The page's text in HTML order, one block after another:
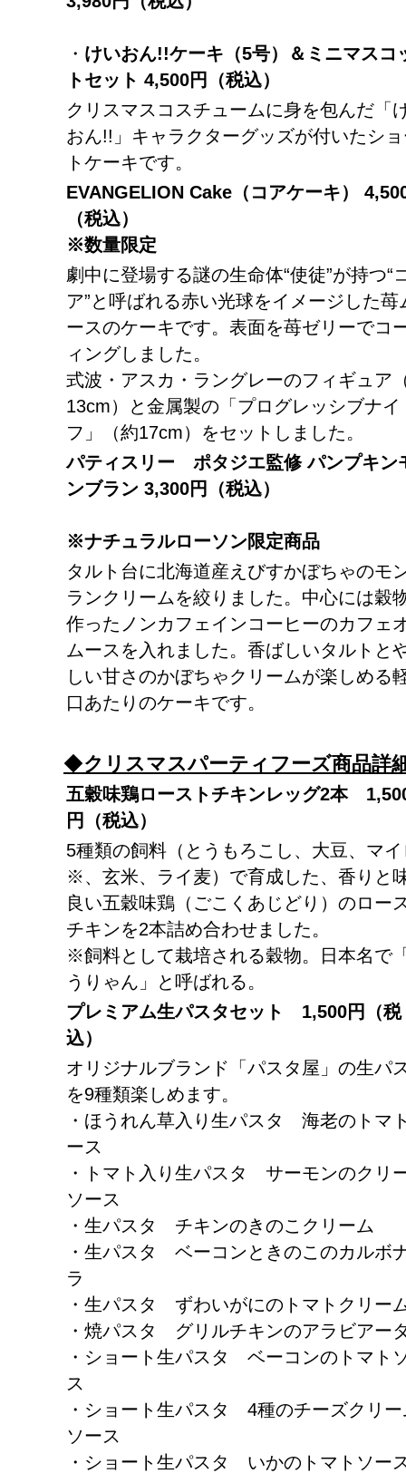
・ けいおん!!ケーキ（5号）＆ミニマスコ
トセット 4,500円（税込）
クリスマスコスチュームに身を包んだ「
おん!!」キャラクターグッズが付いたシ
トケーキです。
EVANGELION Cake （コアケーキ）
（税込）
※数量限定
劇中に登場する謎の生命体“使徒”が持つ“
ア”と呼ばれる赤い光球をイメージした苺
ースのケーキです。表面を苺ゼリーでコ
ィングしました。
式波・アスカ・ラングレーのフィギュア
13cm）と金属製の「プログレッシブナイ
フ」（約17cm）をセットしました。
パティスリー ポタジエ監修パンプキン
ンブラン 3,300円（税込）
※ナチュラルローソン限定商品
タルト台に北海道産えびすかぼちゃのモ
ランクリームを絞りました。中心には穀
作ったノンカフェインコーヒーのカフェ
ムースを入れました。香ばしいタルトと
しい甘さのかぼちゃクリームが楽しめる
口あたりのケーキです。
◆クリスマスパーティフーズ商品詳
五穀味鶏ローストチキンレッグ2本
円（税込）
5種類の飼料（とうもろこし、大豆、マイ
※、玄米、ライ麦）で育成した、香りと
良い五穀味鶏（ごこくあじどり）のロー
チキンを2本詰め合わせました。
※飼料として栽培される穀物。日本名で
うりゃん」と呼ばれる。
プレミアム生パスタセット 1,500円（税
込）
オリジナルブランド「パスタ屋」の生パ
を9種類楽しめます。
・ほうれん草入り生パスタ 海老のトマ
ース
・トマト入り生パスタ サーモンのクリ
ソース
・生パスタ チキンのきのこクリーム
・生パスタ ベーコンときのこのカルボ
ラ
・生パスタ ずわいがにのトマトクリー
・焼パスタ グリルチキンのアラビアー
・ショート生パスタ ベーコンのトマト
ス
・ショート生パスタ 4種のチーズクリー
ソース
・ショート生パスタ いかのトマトソ